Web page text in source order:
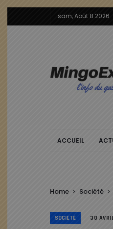
sam, Août 8 2026
ACCUEIL
Home Société
SOCIÉTÉ 30